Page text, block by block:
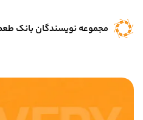
مجموعه نویسندگان بانک